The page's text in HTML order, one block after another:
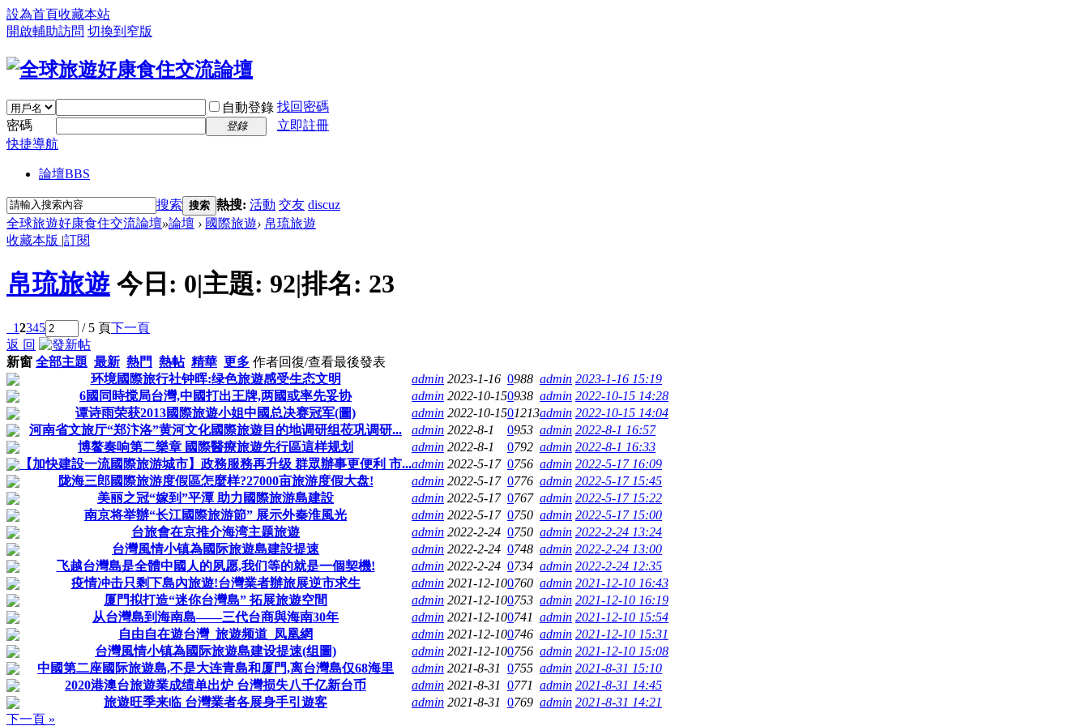
設為首頁收藏本站
開啟輔助訪問 切換到窄版
自動登錄 找回密碼
密碼
登錄
立即註冊
快捷導航
論壇BBS
搜索 搜索 熱搜: 活動 交友 discuz
全球旅遊好康食住交流論壇»論壇 › 國際旅遊› 帛琉旅遊
收藏本版 |訂閱
帛琉旅遊 今日: 0|主題: 92|排名: 23
12345 / 5 頁下一頁
返 回
新窗 全部主題 最新 熱門 熱帖 精華 更多 作者回復/查看最後發表
环境國際旅行社钟晖:绿色旅遊感受生态文明
admin 2023-1-16 0988 admin 2023-1-16 15:19
6國同時搅局台灣,中國打出王牌,两國或率先妥协
admin 2022-10-150938 admin 2022-10-15 14:28
谭诗雨荣获2013國際旅遊小姐中國总决赛冠军(圖)
admin 2022-10-1501213admin 2022-10-15 14:04
河南省文旅厅“郑汴洛”黄河文化國際旅遊目的地调研组莅巩调研...
admin 2022-8-1 0953 admin 2022-8-1 16:57
博鳌奏响第二樂章 國際醫療旅遊先行區這样规划
admin 2022-8-1 0792 admin 2022-8-1 16:33
【加快建設一流國際旅游城市】政務服務再升级 群眾辦事更便利 市...admin 2022-5-17 0756 admin 2022-5-17 16:09
陇海三郎國際旅游度假區怎麼样?27000亩旅游度假大盘!
admin 2022-5-17 0776 admin 2022-5-17 15:45
美丽之冠“嫁到”平潭 助力國際旅游島建設
admin 2022-5-17 0767 admin 2022-5-17 15:22
南京将举辦“长江國際旅游節” 展示外秦淮風光
admin 2022-5-17 0750 admin 2022-5-17 15:00
台旅會在京推介海湾主题旅遊
admin 2022-2-24 0750 admin 2022-2-24 13:24
台灣風情小镇為國际旅遊島建設提速
admin 2022-2-24 0748 admin 2022-2-24 13:00
飞越台灣島是全體中國人的夙愿,我们等的就是一個契機!
admin 2022-2-24 0734 admin 2022-2-24 12:35
疫情冲击只剩下島內旅遊!台灣業者辦旅展逆市求生
admin 2021-12-100760 admin 2021-12-10 16:43
厦門拟打造“迷你台灣島” 拓展旅遊空間
admin 2021-12-100753 admin 2021-12-10 16:19
从台灣島到海南島——三代台商與海南30年
admin 2021-12-100741 admin 2021-12-10 15:54
自由自在遊台灣_旅遊频道_凤凰網
admin 2021-12-100746 admin 2021-12-10 15:31
台灣風情小镇為國际旅遊島建设提速(组圖)
admin 2021-12-100756 admin 2021-12-10 15:08
中國第二座國际旅遊島,不是大连青島和厦門,离台灣島仅68海里
admin 2021-8-31 0755 admin 2021-8-31 15:10
2020港澳台旅遊業成绩单出炉 台灣损失八千亿新台币
admin 2021-8-31 0771 admin 2021-8-31 14:45
旅遊旺季来临 台灣業者各展身手引遊客
admin 2021-8-31 0769 admin 2021-8-31 14:21
下一頁 »